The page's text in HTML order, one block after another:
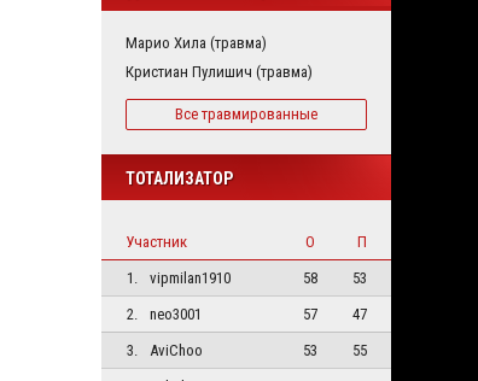
Марио Хила (травма)
Кристиан Пулишич (травма)
Все травмированные
ТОТАЛИЗАТОР
Участник О
П
1.
vipmilan1910 58
53
2.
neo3001 57
47
3.
AviChoo 53
55